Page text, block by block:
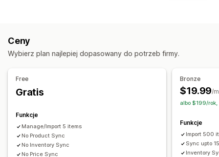
Import zbiorczy
Zarządzanie zamówieniami
Ceny
Wybierz plan najlepiej dopasowany do potrzeb firmy.
Free
Gratis
Funkcje
Manage/Import 5 items
No Product Sync
No Inventory Sync
No Price Sync
Bronze
$19.99/
albo $199/rok,
Funkcje
Import 500
Sync upto
Inventory